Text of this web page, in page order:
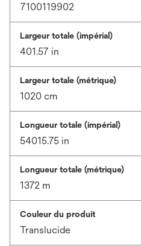
7100119902
Largeur totale (impérial)
401.57 in
Largeur totale (métrique)
1020 cm
Longueur totale (impérial)
54015.75 in
Longueur totale (métrique)
1372 m
Couleur du produit
Translucide